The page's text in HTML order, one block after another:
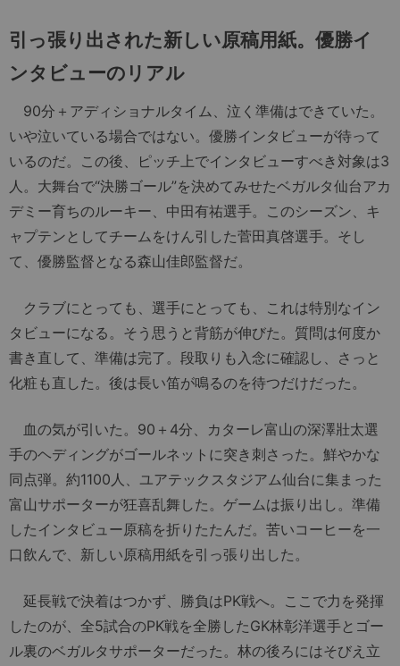
引っ張り出された新しい原稿用紙。優勝イ
ンタビューのリアル
90分＋アディショナルタイム、泣く準備はできていた。
いや泣いている場合ではない。優勝インタビューが待って
いるのだ。この後、ピッチ上でインタビューすべき対象は3
人。大舞台で“決勝ゴール”を決めてみせたベガルタ仙台アカ
デミー育ちのルーキー、中田有祐選手。このシーズン、キ
ャプテンとしてチームをけん引した菅田真啓選手。そし
て、優勝監督となる森山佳郎監督だ。
クラブにとっても、選手にとっても、これは特別なイン
タビューになる。そう思うと背筋が伸びた。質問は何度か
書き直して、準備は完了。段取りも入念に確認し、さっと
化粧も直した。後は長い笛が鳴るのを待つだけだった。
血の気が引いた。90＋4分、カターレ富山の深澤壯太選
手のヘディングがゴールネットに突き刺さった。鮮やかな
同点弾。約1100人、ユアテックスタジアム仙台に集まった
富山サポーターが狂喜乱舞した。ゲームは振り出し。準備
したインタビュー原稿を折りたたんだ。苦いコーヒーを一
口飲んで、新しい原稿用紙を引っ張り出した。
延長戦で決着はつかず、勝負はPK戦へ。ここで力を発揮
したのが、全5試合のPK戦を全勝したGK林彰洋選手とゴー
ル裏のベガルタサポーターだった。林の後ろにはそびえ立